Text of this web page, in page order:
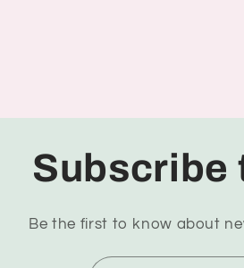
Subscribe
Be the first to know about